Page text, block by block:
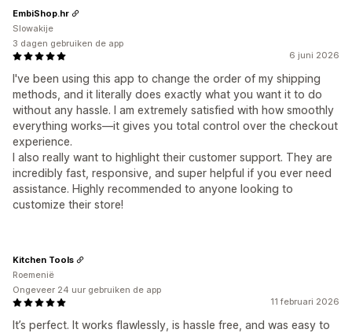
6 juni 2026
I've been using this app to change the order of my shipping
methods, and it literally does exactly what you want it to do
without any hassle. I am extremely satisfied with how smoothly
everything works—it gives you total control over the checkout
experience.
I also really want to highlight their customer support. They are
incredibly fast, responsive, and super helpful if you ever need
assistance. Highly recommended to anyone looking to
customize their store!
EmbiShop.hr
Slowakije
3 dagen gebruiken de app
11 februari 2026
It’s perfect. It works flawlessly, is hassle free, and was easy to
Kitchen Tools
Roemenië
Ongeveer 24 uur gebruiken de app